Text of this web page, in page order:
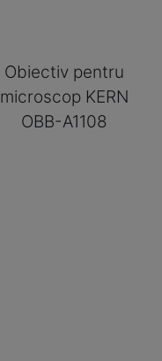
Obiectiv pentru
microscop KERN
OBB-A1108